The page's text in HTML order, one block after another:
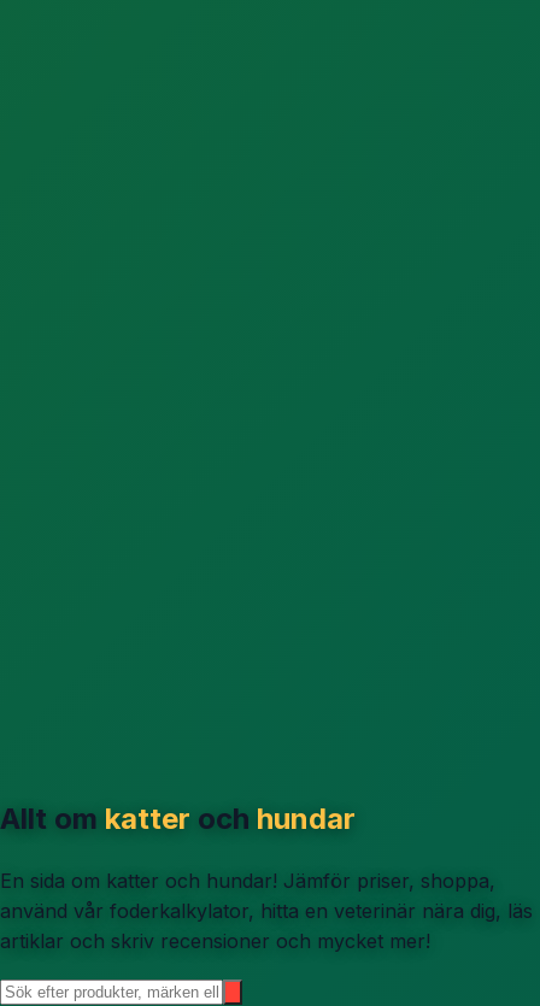
Allt om katter och hundar
En sida om katter och hundar! Jämför priser, shoppa,
använd vår foderkalkylator, hitta en veterinär nära dig, läs
artiklar och skriv recensioner och mycket mer!